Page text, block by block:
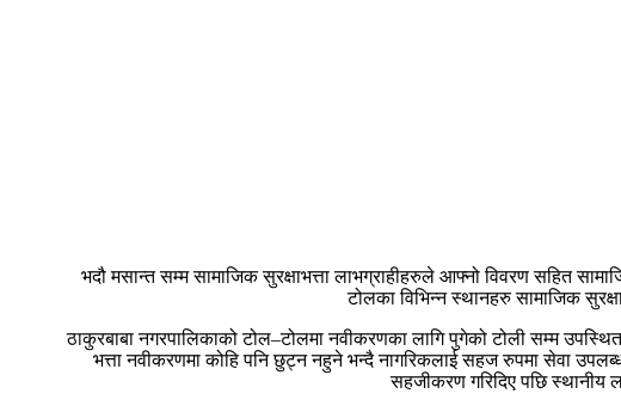
भदौ मसान्त सम्म सामाजिक सुरक्षाभत्ता लाभग्राहीहरुले आफ्नो विवरण सहित
टोलका विभिन्न स्थानहरु सामाजिक
ठाकुरबाबा नगरपालिकाको टोल–टोलमा नवीकरणका लागि पुगेको टोली सम्म
भत्ता नवीकरणमा कोहि पनि छुट्न नहुने भन्दै नागरिकलाई सहज रुपमा सेवा
सहजीकरण गरिदिए पछि स्थानीय